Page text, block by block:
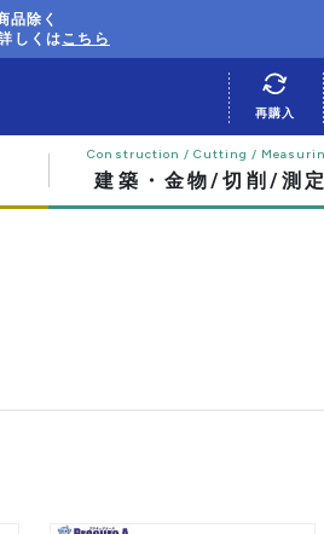
品除く
しくはこちら
建築・金物/切削/測定
再購入